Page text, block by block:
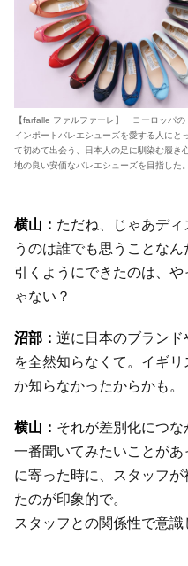
【farfalle ファルファーレ】 ヨーロッパの
インポートバレエシューズを愛する人にと
て初めて出会う、日本人の足に馴染む履き
地の良い安価なバレエシューズを目指した。
ただね、じゃあデ
うのは誰でも思うことな
引くようにできたのは、
ゃない？
逆に日本のブラン
を全然知らなくて。イギ
か知らなかったからかも。
それが差別化につな
一番聞いてみたいことが
に寄った時に、スタッフ
たのが印象的で。
スタッフとの関係性で意